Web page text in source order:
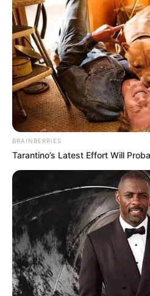
BRAINBERRIES
Tarantino’s Latest Effort Will